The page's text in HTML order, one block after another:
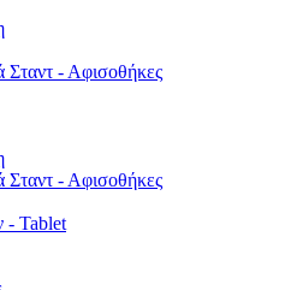
Σταντ - Αφισοθήκες
Σταντ - Αφισοθήκες
- Tablet